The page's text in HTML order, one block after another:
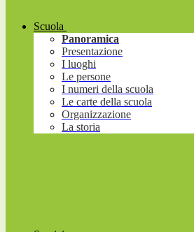
Scuola
Panoramica
Presentazione
I luoghi
Le persone
I numeri della scuola
Le carte della scuola
Organizzazione
La storia